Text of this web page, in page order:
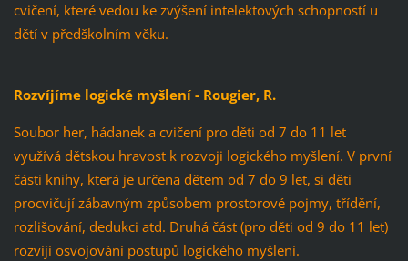
cvičení, které vedou ke zvýšení intelektových schopností u
dětí v předškolním věku.
Rozvíjíme logické myšlení - Rougier, R.
Soubor her, hádanek a cvičení pro děti od 7 do 11 let
využívá dětskou hravost k rozvoji logického myšlení. V první
části knihy, která je určena dětem od 7 do 9 let, si děti
procvičují zábavným způsobem prostorové pojmy, třídění,
rozlišování, dedukci atd. Druhá část (pro děti od 9 do 11 let)
rozvíjí osvojování postupů logického myšlení.